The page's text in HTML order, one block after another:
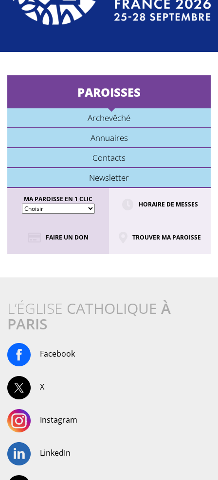
PAROISSES
Archevêché
Annuaires
Contacts
Newsletter
MA PAROISSE EN 1 CLIC
HORAIRE DE MESSES
FAIRE UN DON TROUVER MA PAROISSE
L’ÉGLISE CATHOLIQUE À
PARIS
Facebook
X
Instagram
LinkedIn